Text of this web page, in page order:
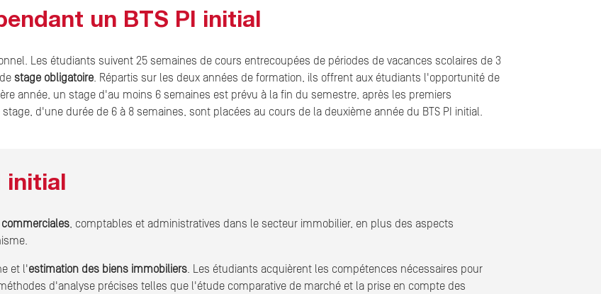
un BTS PI initial
Les étudiants suivent 25 semaines de cours entrecoupées de périodes de vacances scolaires de 3
stage obligatoire. Répartis sur les deux années de formation, ils offrent aux étudiants l'opportunité de
année, un stage d'au moins 6 semaines est prévu à la fin du semestre, après les premiers
d'une durée de 6 à 8 semaines, sont placées au cours de la deuxième année du BTS PI initial.
initial
, comptables et administratives dans le secteur immobilier, en plus des aspects
et l'estimation des biens immobiliers. Les étudiants acquièrent les compétences nécessaires pour
d'analyse précises telles que l'étude comparative de marché et la prise en compte des